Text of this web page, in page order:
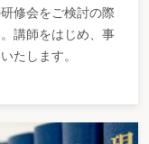
修会をご検討の際
講師をはじめ、事
たします。